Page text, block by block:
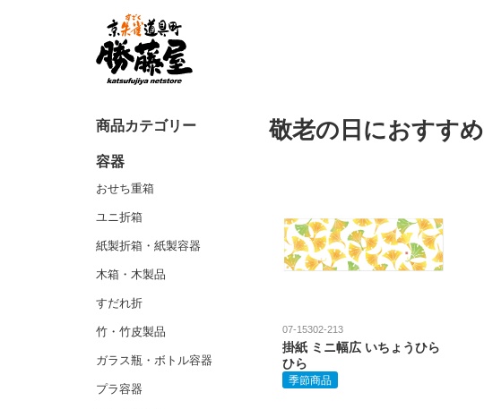
商品カテゴリー
容器
おせち重箱
ユニ折箱
紙製折箱・紙製容器
木箱・木製品
すだれ折
竹・竹皮製品
ガラス瓶・ボトル容器
プラ容器
敬老の日におすすめ
07-15302-213
掛紙 ミニ幅広 いちょうひら
ひら
季節商品